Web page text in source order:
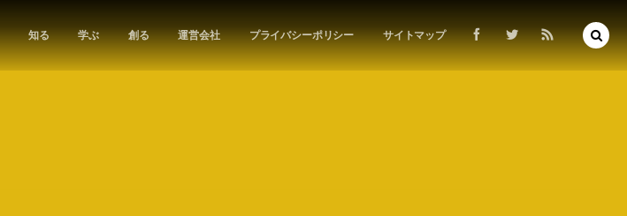
知る 学ぶ 創る 運営会社 プライバシーポリシー サイトマップ